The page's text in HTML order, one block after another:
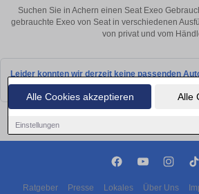
Alle Cookies akzeptieren Alle
Einstellungen
Suchen Sie in Achern einen Seat Exeo
gebrauchte Exeo von Seat in verschiedenen
von privat und vom
Leider konnten wir derzeit keine passenden
bald wieder vorbei!
Ratgeber Presse Lokales Über Uns